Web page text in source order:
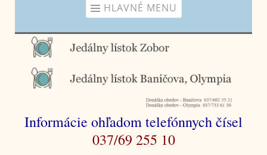
HLAVNÉ MENU
Informácie ohľadom telefónnych čísel
037/69 255 10